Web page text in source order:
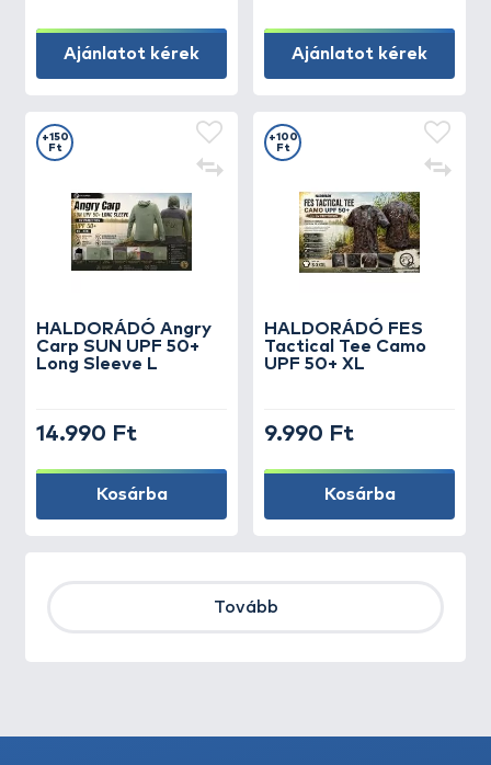
Ajánlatot kérek Ajánlatot kérek
HALDORÁDÓ Angry
Carp SUN UPF 50+
Long Sleeve L
+150
Ft
14.990 Ft
Kosárba
HALDORÁDÓ FES
Tactical Tee Camo
UPF 50+ XL
+100
Ft
9.990 Ft
Kosárba
Tovább